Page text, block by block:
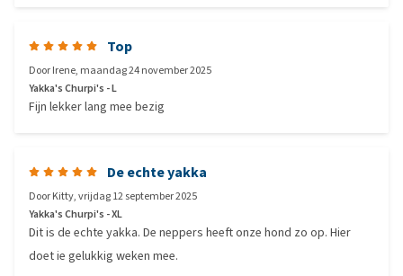
Top
DoorIrene, maandag 24 november 2025
Yakka's Churpi's - L
Fijn lekker lang mee bezig
De echte yakka
DoorKitty,vrijdag 12 september 2025
Yakka's Churpi's - XL
Dit is de echte yakka. De neppers heeft onze hond zo op. Hier
doet ie gelukkig weken mee.